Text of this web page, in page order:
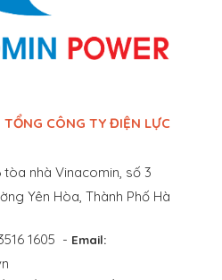
CÔNG TY ĐIỆN LỰC
tòa nhà Vinacomin, số 3
Yên Hòa, Thành Phố Hà
1605 - Email: